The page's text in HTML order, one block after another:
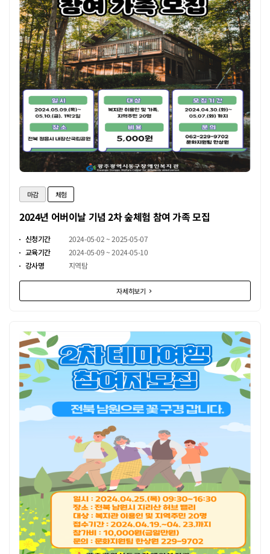
마감 체험
2024년 어버이날 기념 2차 숲체험 참여 가족 모집
신청기간
2024-05-02 ~ 2025-05-07
교육기간
2024-05-09 ~ 2024-05-10
강사명
지역탐
자세히보기